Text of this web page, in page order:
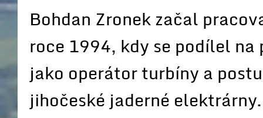
Bohdan Zronek začal
roce 1994, kdy se podílel
jako operátor turbíny a
jihočeské jaderné